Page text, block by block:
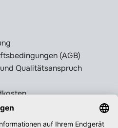
(AGB)
Qualitätsanspruch